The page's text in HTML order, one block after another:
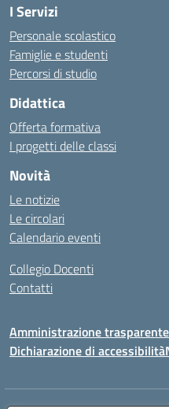
I Servizi
Personale scolastico
Famiglie e studenti
Percorsi di studio
Didattica
Offerta formativa
I progetti delle classi
Novità
Le notizie
Le circolari
Calendario eventi
Collegio Docenti
Contatti
Amministrazione trasparente
Dichiarazione di accessibilità